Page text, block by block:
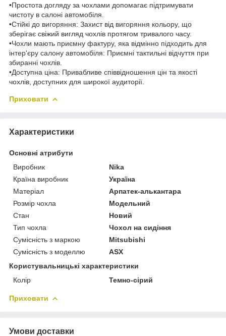
•Простота догляду за чохлами допомагає підтримувати
чистоту в салоні автомобіля.
•Стійкі до вигоряння: Захист від вигоряння кольору, що
зберігає свіжий вигляд чохлів протягом тривалого часу.
•Чохли мають приємну фактуру, яка відмінно підходить для
інтер'єру салону автомобіля: Приємні тактильні відчуття при
збиранні чохлів.
•Доступна ціна: Привабливе співвідношення цін та якості
чохлів, доступних для широкої аудиторії.
Приховати
Характеристики
Основні атрибути
Виробник
Nika
Країна виробник
Україна
Матеріал
Арпатек-алькантара
Розмір чохла
Модельний
Стан
Новий
Тип чохла
Чохол на сидіння
Сумісність з маркою
Mitsubishi
Сумісність з моделлю
ASX
Користувальницькі характеристики
Колір
Темно-сірий
Приховати
Умови доставки